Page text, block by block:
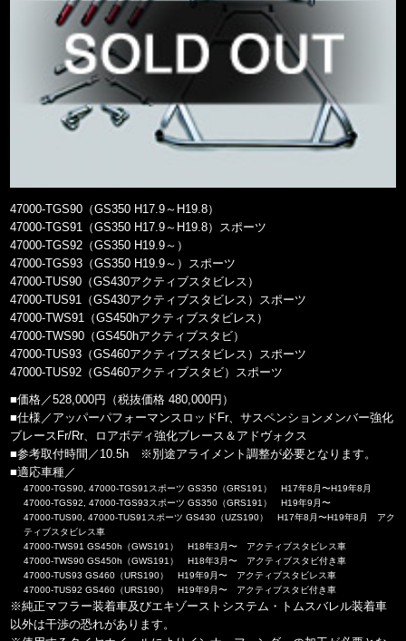
47000-TGS90（GS350 H17.9～H19.8）
47000-TGS91（GS350 H17.9～H19.8）スポーツ
47000-TGS92（GS350 H19.9～）
47000-TGS93（GS350 H19.9～）スポーツ
47000-TUS90（GS430アクティブスタビレス）
47000-TUS91（GS430アクティブスタビレス）スポーツ
47000-TWS91（GS450hアクティブスタビレス）
47000-TWS90（GS450hアクティブスタビ）
47000-TUS93（GS460アクティブスタビレス）スポーツ
47000-TUS92（GS460アクティブスタビ）スポーツ
■価格／528,000円（税抜価格 480,000円）
■仕様／アッパーパフォーマンスロッドFr、サスペンションメンバー強化
ブレースFr/Rr、ロアボディ強化ブレース＆アドヴォクス
■参考取付時間／10.5h ※別途アライメント調整が必要となります。
■適応車種／
47000-TGS90, 47000-TGS91スポーツ GS350（GRS191） H17年8月〜H19年8月
47000-TGS92, 47000-TGS93スポーツ GS350（GRS191） H19年9月〜
47000-TUS90, 47000-TUS91スポーツ GS430（UZS190） H17年8月〜H19年8月 アク
ティブスタビレス車
47000-TWS91 GS450h（GWS191） H18年3月〜 アクティブスタビレス車
47000-TWS90 GS450h（GWS191） H18年3月〜 アクティブスタビ付き車
47000-TUS93 GS460（URS190） H19年9月〜 アクティブスタビレス車
47000-TUS92 GS460（URS190） H19年9月〜 アクティブスタビ付き車
※純正マフラー装着車及びエキゾーストシステム・トムスバレル装着車
以外は干渉の恐れがあります。